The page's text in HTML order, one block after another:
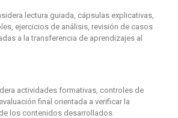
lectura guiada, cápsulas explicativas,
ejercicios de análisis, revisión de casos
a la transferencia de aprendizajes al
actividades formativas, controles de
final orientada a verificar la
los contenidos desarrollados.